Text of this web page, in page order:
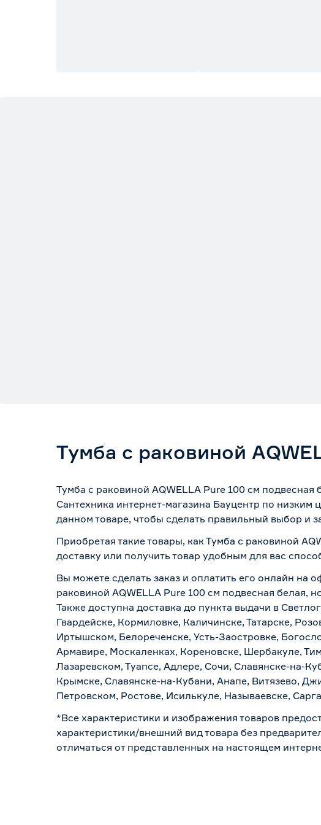
Тумба с раковиной
Тумба с раковиной AQWELLA Pure 100 см
Сантехника интернет-магазина Бауцентр по
данном товаре, чтобы сделать правильный выбор и
Приобретая такие товары, как Тумба с раковиной
доставку или получить товар удобным для вас
Вы можете сделать заказ и оплатить его онлайн на
раковиной AQWELLA Pure 100 см подвесная белая,
Также доступна доставка до пункта выдачи в
Гвардейске, Кормиловке, Каличинске, Татарске,
Иртышском, Белореченске, Усть-Заостровке,
Армавире, Москаленках, Кореновске, Шербакуле,
Лазаревском, Туапсе, Адлере, Сочи, Славянске-на-
Крымске, Славянске-на-Кубани, Анапе, Витязево,
Петровском, Ростове, Исилькуле, Называевске,
*Все характеристики и изображения товаров
характеристики/внешний вид товара без
отличаться от представленных на настоящем